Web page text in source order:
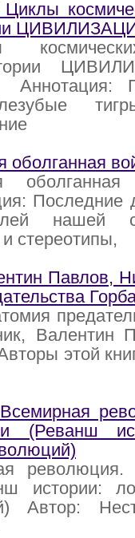
Последние
нашей
стереотипы,
Павлов,
Валентин
этой
(Реванш
революция.
истории:
Автор: